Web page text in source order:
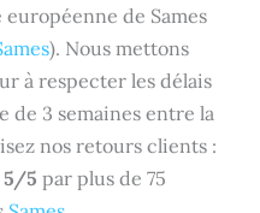
de Sames
). Nous mettons
à respecter les délais
de 3 semaines entre la
nos retours clients :
5/5 par plus de 75